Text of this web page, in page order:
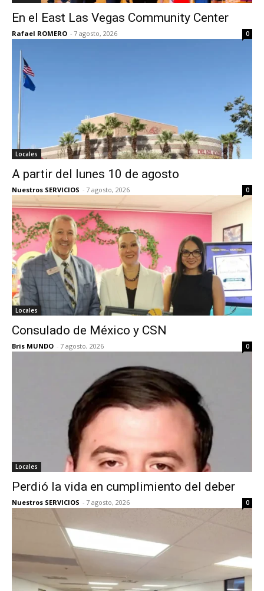
En el East Las Vegas Community Center
Rafael ROMERO - 7 agosto, 2026 0
Locales
A partir del lunes 10 de agosto
Nuestros SERVICIOS - 7 agosto, 2026 0
Locales
Consulado de México y CSN
Bris MUNDO - 7 agosto, 2026 0
Locales
Perdió la vida en cumplimiento del deber
Nuestros SERVICIOS - 7 agosto, 2026 0